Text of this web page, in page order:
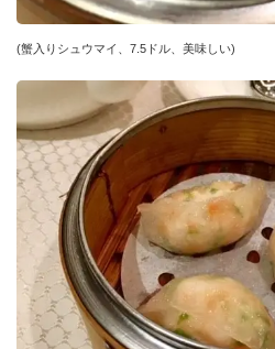
(蟹入りシュウマイ、7.5ドル、美味しい)